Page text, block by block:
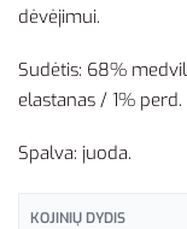
dėvėjimui.
Sudėtis: 68%
elastanas / 1%
Spalva: juoda.
KOJINIŲ DYDIS